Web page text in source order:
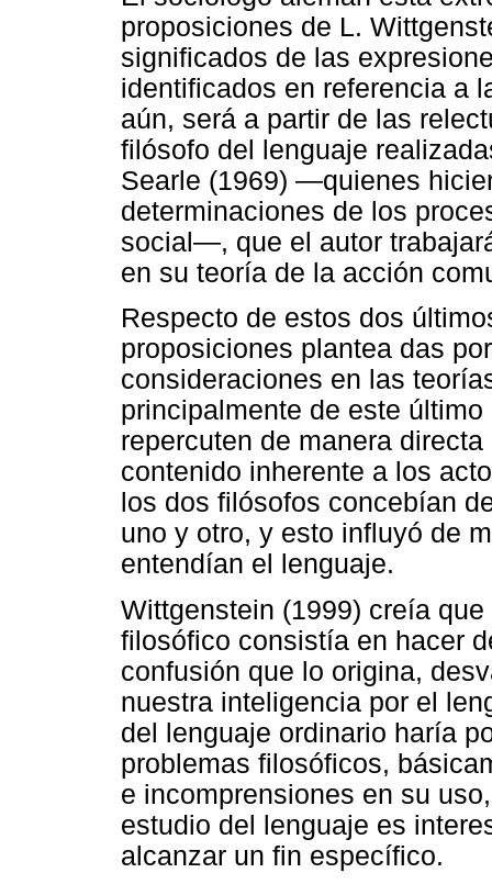
proposiciones de L.
significados de las
identificados en referencia a
aún, será a partir de las
filósofo del lenguaje
Searle (1969) —quienes
determinaciones de los
social—, que el autor
en su teoría de la acción
Respecto de estos dos
proposiciones plantea das
consideraciones en las
principalmente de este
repercuten de manera
contenido inherente a los
los dos filósofos concebían
uno y otro, y esto influyó de
entendían el lenguaje.
Wittgenstein (1999) creía
filosófico consistía en hacer
confusión que lo origina,
nuestra inteligencia por el
del lenguaje ordinario haría
problemas filosóficos,
e incomprensiones en su
estudio del lenguaje es
alcanzar un fin específico.